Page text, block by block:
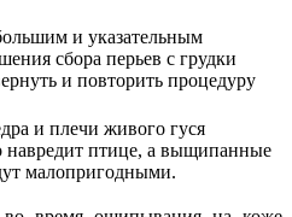
и указательным
сбора перьев с грудки
и повторить процедуру
и плечи живого гуся
навредит птице, а выщипанные
малопригодными.